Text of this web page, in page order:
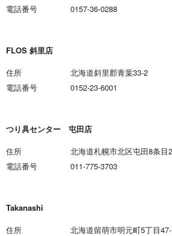
電話番号
0157-36-0288
FLOS 斜里店
住所
北海道斜里郡青葉33-2
電話番号
0152-23-6001
つり具センター 屯田店
住所
北海道札幌市北区屯田8条目
電話番号
011-775-3703
Takanashi
住所
北海道留萌市明元町5丁目47-